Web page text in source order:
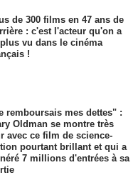
de 300 films en 47 ans de
: c'est l'acteur qu'on a
plus vu dans le cinéma
!
remboursais mes dettes" :
Oldman se montre très
avec ce film de science-
pourtant brillant et qui a
7 millions d'entrées à sa